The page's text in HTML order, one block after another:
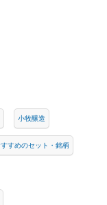
小牧醸造
すめのセット・銘柄